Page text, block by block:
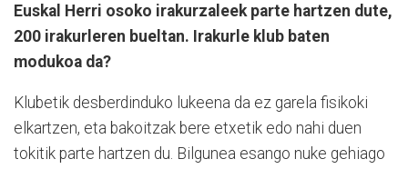
Euskal Herri osoko irakurzaleek parte hartzen dute,
200 irakurleren bueltan. Irakurle klub baten
modukoa da?
Klubetik desberdinduko lukeena da ez garela fisikoki
elkartzen, eta bakoitzak bere etxetik edo nahi duen
tokitik parte hartzen du. Bilgunea esango nuke gehiago